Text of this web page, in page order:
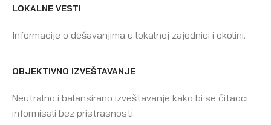
LOKALNE VESTI
Informacije o dešavanjima u lokalnoj zajednici i okolini.
OBJEKTIVNO IZVEŠTAVANJE
Neutralno i balansirano izveštavanje kako bi se čitaoci
informisali bez pristrasnosti.